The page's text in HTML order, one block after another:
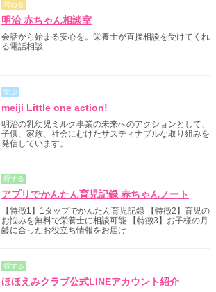
尋ねる
明治 赤ちゃん相談室
会話から始まる安心を。栄養士が直接相談を受けてくれ
る電話相談
学ぶ
meiji Little one action!
明治の乳幼児ミルク事業の未来へのアクションとして、
子供、家族、社会にむけたサスティナブルな取り組みを
発信しています。
得する
アプリでかんたん育児記録 赤ちゃんノート
【特徴1】1タップでかんたん育児記録 【特徴2】育児の
お悩みを無料で栄養士に相談可能 【特徴3】お子様の月
齢に合ったお役立ち情報をお届け
得する
ほほえみクラブ公式LINEアカウント紹介